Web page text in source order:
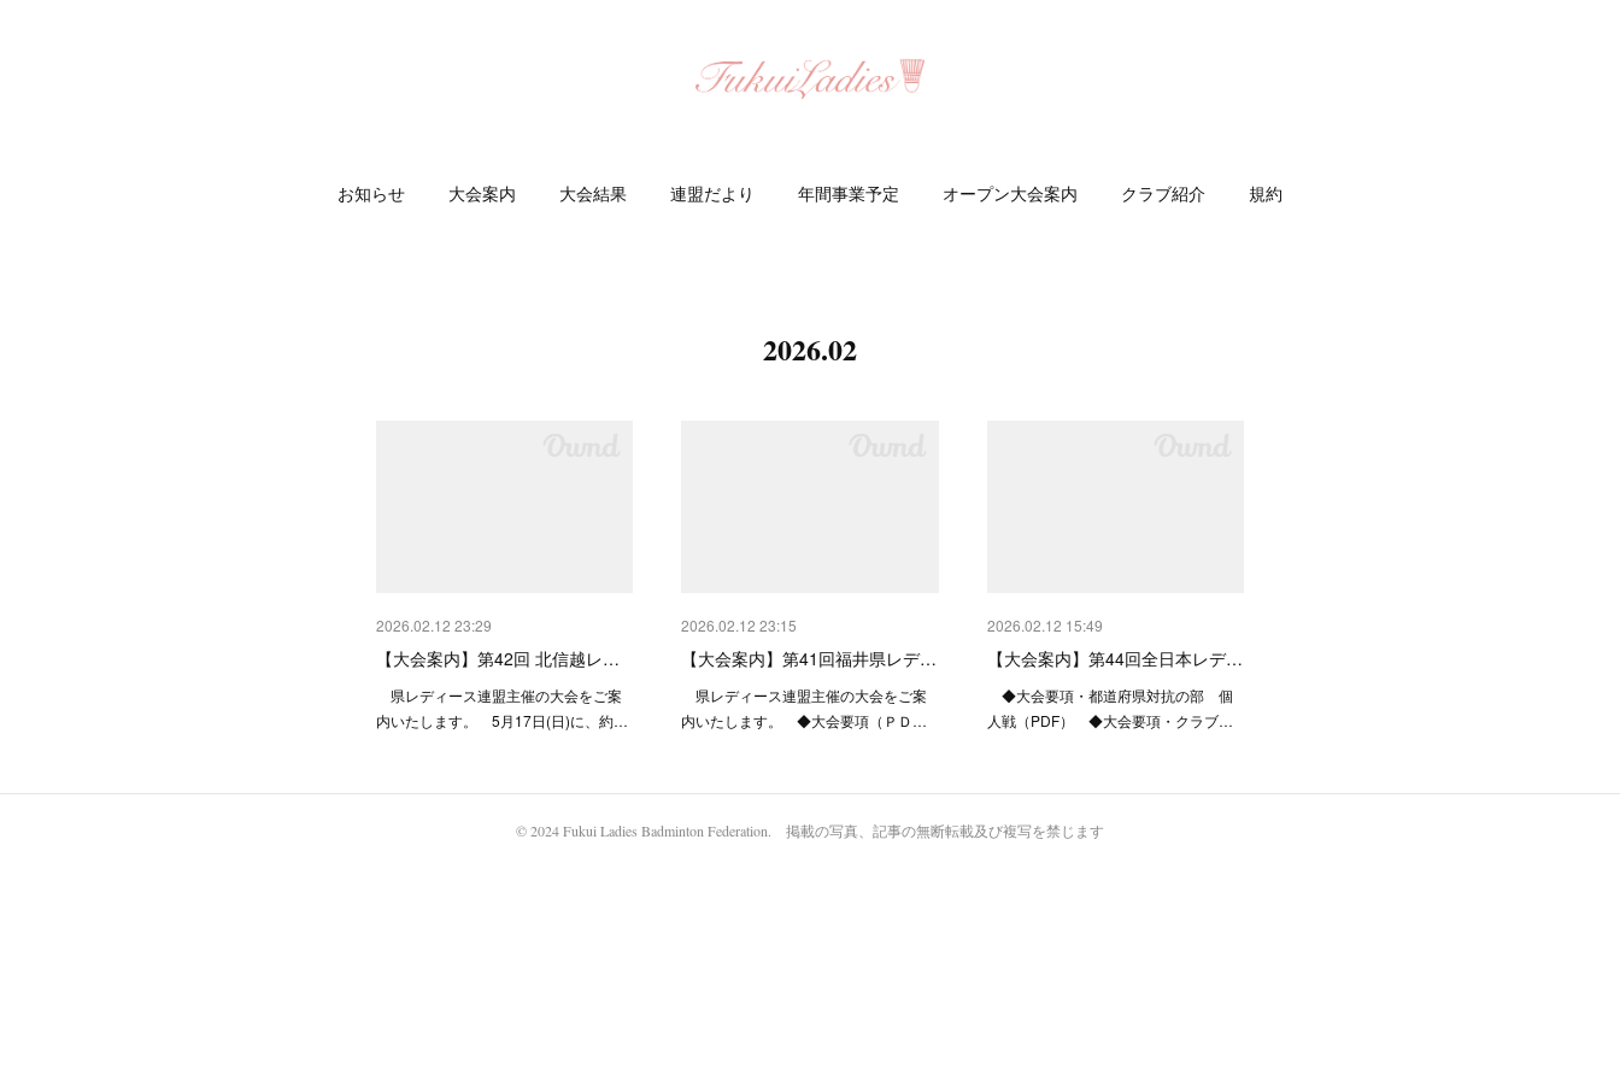
お知らせ 大会案内 大会結果 連盟だより 年間事業予定 オープン大会案内 クラブ紹介 規約
2026.02
2026.02.12 23:29
【大会案内】第42回 北信越レ…
県レディース連盟主催の大会をご案
内いたします。 5月17日(日)に、約…
2026.02.12 23:15
【大会案内】第41回福井県レデ…
県レディース連盟主催の大会をご案
内いたします。 ◆大会要項（ＰＤ…
2026.02.12 15:49
【大会案内】第44回全日本レデ…
◆大会要項・都道府県対抗の部 個
人戦（PDF） ◆大会要項・クラブ…
© 2024 Fukui Ladies Badminton Federation. 掲載の写真、記事の無断転載及び複写を禁じます